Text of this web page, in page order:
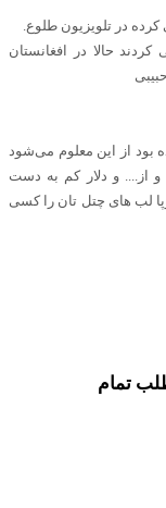
در تلویزیون طلوع.
حالا در افغانستان
بود از این معلوم می‌شود
و دلار کم به دست
لب های چتل تان را کسی
تمام